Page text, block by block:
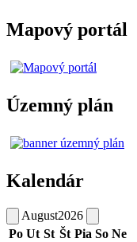
Mapový portál
Územný plán
Kalendár
August2026
Po Ut St Št Pia So Ne